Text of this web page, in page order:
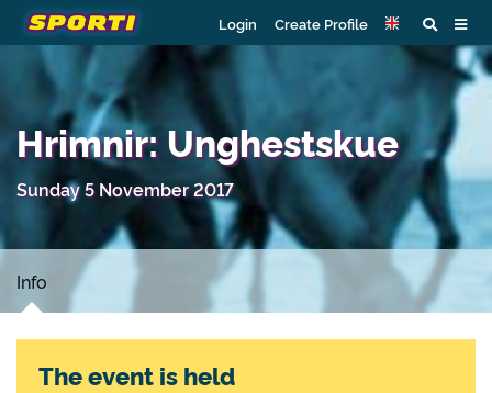
Login Create Profile
Hrimnir: Unghestskue
Sunday 5 November 2017
Info
The event is held